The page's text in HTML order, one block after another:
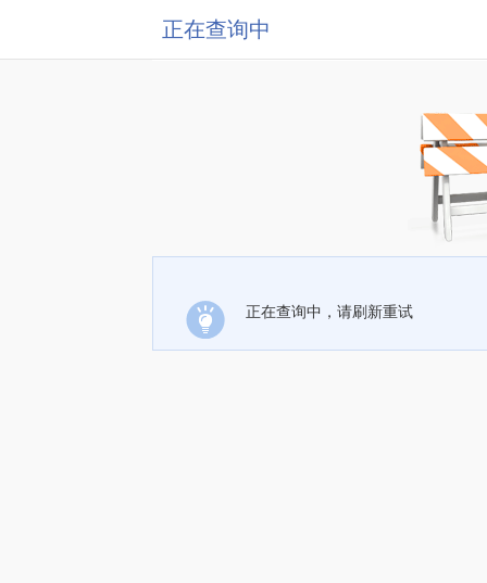
正在查询中
正在查询中，请刷新重试